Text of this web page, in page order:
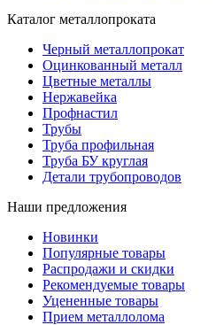
Каталог металлопроката
Черный металлопрокат
Оцинкованный металл
Цветные металлы
Нержавейка
Профнастил
Трубы
Труба профильная
Труба БУ круглая
Детали трубопроводов
Наши предложения
Новинки
Популярные товары
Распродажи и скидки
Рекомендуемые товары
Уцененные товары
Прием металлолома